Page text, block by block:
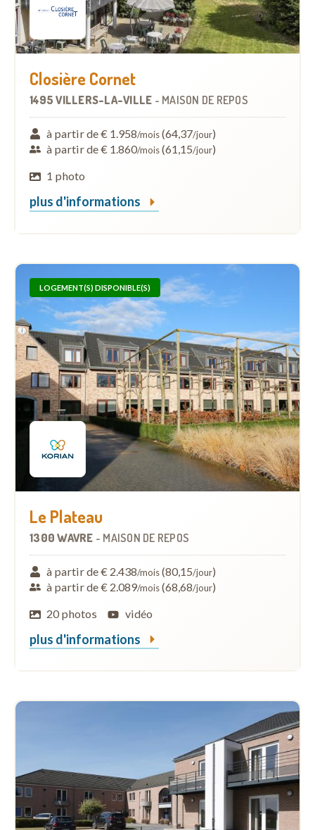
Closière Cornet
1495 VILLERS-LA-VILLE - MAISON DE REPOS
à partir de € 1.958/mois(64,37/jour)
à partir de € 1.860/mois(61,15/jour)
1 photo
plus d'informations
LOGEMENT(S) DISPONIBLE(S)
Le Plateau
1300 WAVRE - MAISON DE REPOS
à partir de € 2.438/mois(80,15/jour)
à partir de € 2.089/mois(68,68/jour)
20 photos
vidéo
plus d'informations